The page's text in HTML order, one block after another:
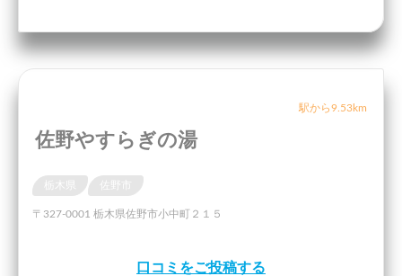
駅から9.53km
佐野やすらぎの湯
〒327-0001 栃木県佐野市小中町２１５
口コミをご投稿する